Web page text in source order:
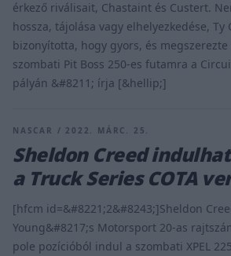
érkező riválisait, Chastaint és Custert.
hossza, tájolása vagy elhelyezkedése, Ty
bizonyította, hogy gyors, és
szombati Pit Boss 250-es futamra a
pályán &#8211; írja [&hellip;]
NASCAR / 2022. MÁRC. 25.
Sheldon Creed
a Truck Series COTA
[hfcm id=&#8221;2&#8243;]Sheldon
Young&#8217;s Motorsport 20-as
pole pozícióból indul a szombati XPEL